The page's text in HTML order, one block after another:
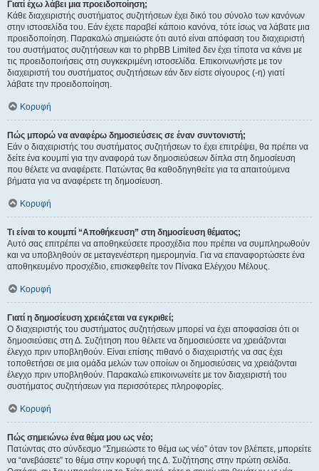
Γιατί έχω λάβει μια προειδοποίηση;
Κάθε διαχειριστής συστήματος συζητήσεων έχει δικό του σύνολο των κανόνων
στην ιστοσελίδα του. Εάν έχετε παραβεί κάποιο κανόνα, τότε ίσως να λάβατε μια
προειδοποίηση. Παρακαλώ σημειώστε ότι αυτό είναι απόφαση του διαχειριστή
του συστήματος συζητήσεων και το phpBB Limited δεν έχει τίποτα να κάνει με
τις προειδοποιήσεις στη συγκεκριμένη ιστοσελίδα. Επικοινωνήστε με τον
διαχειριστή του συστήματος συζητήσεων εάν δεν είστε σίγουρος (-η) γιατί
λάβατε την προειδοποίηση.
Κορυφή
Πώς μπορώ να αναφέρω δημοσιεύσεις σε έναν συντονιστή;
Εάν ο διαχειριστής του συστήματος συζητήσεων το έχει επιτρέψει, θα πρέπει να
δείτε ένα κουμπί για την αναφορά των δημοσιεύσεων δίπλα στη δημοσίευση
που θέλετε να αναφέρετε. Πατώντας θα καθοδηγηθείτε για τα απαιτούμενα
βήματα για να αναφέρετε τη δημοσίευση.
Κορυφή
Τι είναι το κουμπί “Αποθήκευση” στη δημοσίευση θέματος;
Αυτό σας επιτρέπει να αποθηκεύσετε προσχέδια που πρέπει να συμπληρωθούν
και να υποβληθούν σε μεταγενέστερη ημερομηνία. Για να επαναφορτώσετε ένα
αποθηκευμένο προσχέδιο, επισκεφθείτε τον Πίνακα Ελέγχου Μέλους.
Κορυφή
Γιατί η δημοσίευση χρειάζεται να εγκριθεί;
Ο διαχειριστής του συστήματος συζητήσεων μπορεί να έχει αποφασίσει ότι οι
δημοσιεύσεις στη Δ. Συζήτηση που θέλετε να δημοσιεύσετε να χρειάζονται
έλεγχο πριν υποβληθούν. Είναι επίσης πιθανό ο διαχειριστής να σας έχει
τοποθετήσει σε μια ομάδα μελών των οποίων οι δημοσιεύσεις να χρειάζονται
έλεγχο πριν υποβληθούν. Παρακαλώ επικοινωνείτε με τον διαχειριστή του
συστήματος συζητήσεων για περισσότερες πληροφορίες.
Κορυφή
Πώς σημειώνω ένα θέμα μου ως νέο;
Πατώντας στο σύνδεσμο “Σημειώστε το θέμα ως νέο” όταν τον βλέπετε, μπορείτε
να “ανεβάσετε” το θέμα στην κορυφή της Δ. Συζήτησης στην πρώτη σελίδα.